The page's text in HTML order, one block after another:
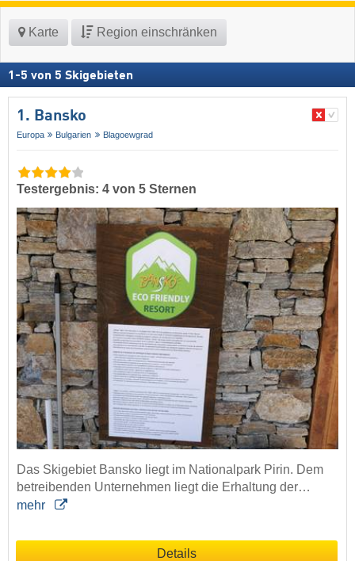
Karte Region einschränken
1 -5 von 5 Skigebieten
1. Bansko
Europa Bulgarien Blagoewgrad
Testergebnis: 4 von 5 Sternen
Das Skigebiet Bansko liegt im Nationalpark Pirin. Dem
betreibenden Unternehmen liegt die Erhaltung der…
mehr
Details